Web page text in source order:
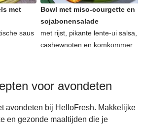
met
saus
Bowl met miso-courgette en
sojabonensalade
met rijst, pikante lente-ui salsa,
cashewnoten en komkommer
voor avondeten
avondeten bij HelloFresh. Makkelijke
en gezonde maaltijden die je